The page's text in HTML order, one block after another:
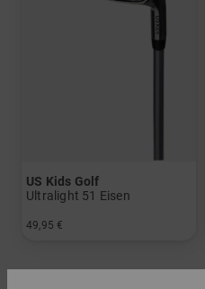
US Kids Golf
Ultralight 51 Eisen
49,95 €